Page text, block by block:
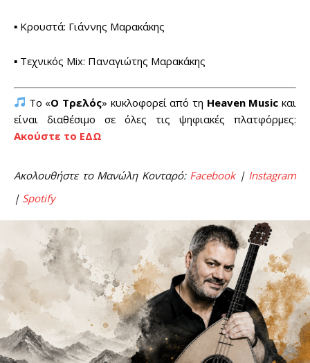
▪ Κρουστά: Γιάννης Μαρακάκης
▪ Τεχνικός Mix: Παναγιώτης Μαρακάκης
Το «Ο Τρελός» κυκλοφορεί από τη Heaven Music και
είναι διαθέσιμο σε όλες τις ψηφιακές πλατφόρμες:
Ακούστε το ΕΔΩ
Ακολουθήστε το Μανώλη Κονταρό: Facebook| Instagram
| Spotify